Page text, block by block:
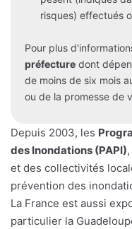
risques) effectués
Pour plus
préfecture dont
de moins de six mois
ou de la promesse de
Depuis 2003, les
des Inondations (PAPI)
et des collectivités
prévention des
La France est aussi
particulier la